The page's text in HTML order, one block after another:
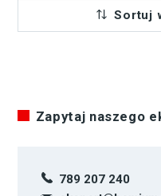
Sortuj
Zapytaj naszego
789 207 240